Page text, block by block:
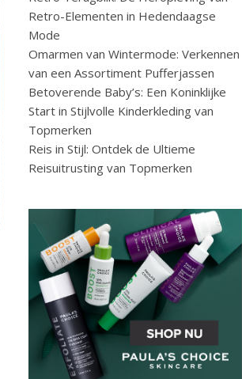
Retro-Elementen in Hedendaagse
Mode
Omarmen van Wintermode: Verkennen
van een Assortiment Pufferjassen
Betoverende Baby’s: Een Koninklijke
Start in Stijlvolle Kinderkleding van
Topmerken
Reis in Stijl: Ontdek de Ultieme
Reisuitrusting van Topmerken